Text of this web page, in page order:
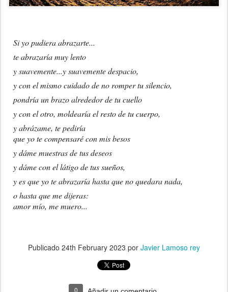
Si yo pudiera abrazarte...
te abrazaría muy lento
y suavemente...y suavemente despacio,
y con el mismo cuidado de no romper tu silencio,
pondría un brazo alrededor de tu cuello
y con el otro, moldearía el resto de tu cuerpo,
y abrázame, te pediría
que yo te compensaré con mis besos
y dáme muestras de tus deseos
y dáme con el látigo de tus sueños,
y es que yo te abrazaría hasta que no quedara nada,
o hasta que me dijeras:
amor mío, me muero...
Publicado 24th February 2023 por Javier Lamoso rey
0